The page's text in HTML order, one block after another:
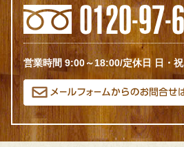
営業時間 9:00～18:00/定休日 日・祝